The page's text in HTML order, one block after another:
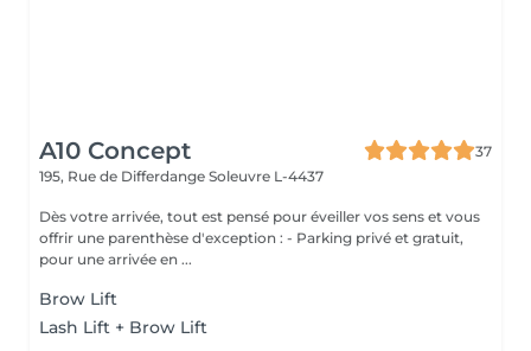
A10 Concept
37
195, Rue de Differdange Soleuvre L-4437
Dès votre arrivée, tout est pensé pour éveiller vos sens et vous
offrir une parenthèse d'exception : - Parking privé et gratuit,
pour une arrivée en ...
Brow Lift
Lash Lift + Brow Lift